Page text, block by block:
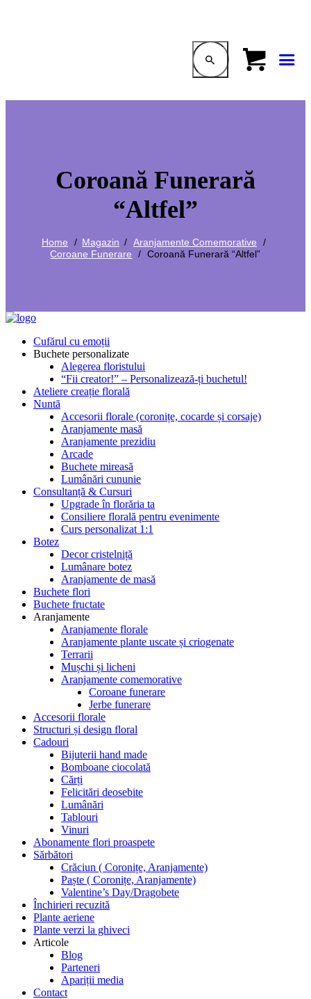
Coroană Funerară
“Altfel”
Home Magazin
Aranjamente Comemorative
Coroane Funerare
Coroană Funerară “Altfel”
Cufărul cu emoții
Buchete personalizate
Alegerea floristului
“Fii creator!” – Personalizează-ți buchetul!
Ateliere creație florală
Nuntă
Accesorii florale (coronițe, cocarde și corsaje)
Aranjamente masă
Aranjamente prezidiu
Arcade
Buchete mireasă
Lumânări cununie
Consultanță & Cursuri
Upgrade în florăria ta
Consiliere florală pentru evenimente
Curs personalizat 1:1
Botez
Decor cristelniță
Lumânare botez
Aranjamente de masă
Buchete flori
Buchete fructate
Aranjamente
Aranjamente florale
Aranjamente plante uscate și criogenate
Terrarii
Mușchi și licheni
Aranjamente comemorative
Coroane funerare
Jerbe funerare
Accesorii florale
Structuri și design floral
Cadouri
Bijuterii hand made
Bomboane ciocolată
Cărți
Felicitări deosebite
Lumânări
Tablouri
Vinuri
Abonamente flori proaspete
Sărbători
Crăciun ( Coronițe, Aranjamente)
Paște ( Coronițe, Aranjamente)
Valentine’s Day/Dragobete
Închirieri recuzită
Plante aeriene
Plante verzi la ghiveci
Articole
Blog
Parteneri
Apariții media
Contact